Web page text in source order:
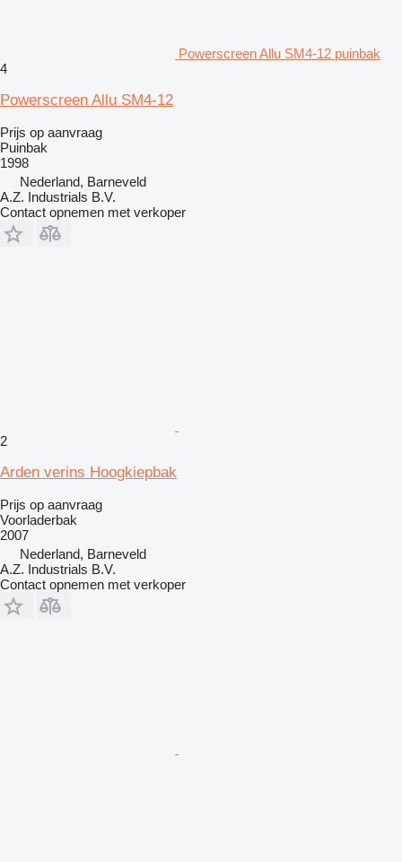
Powerscreen Allu SM4-12 puinbak
4
Powerscreen Allu SM4-12
Prijs op aanvraag
Puinbak
1998
Nederland, Barneveld
A.Z. Industrials B.V.
Contact opnemen met verkoper
2
Arden verins Hoogkiepbak
Prijs op aanvraag
Voorladerbak
2007
Nederland, Barneveld
A.Z. Industrials B.V.
Contact opnemen met verkoper